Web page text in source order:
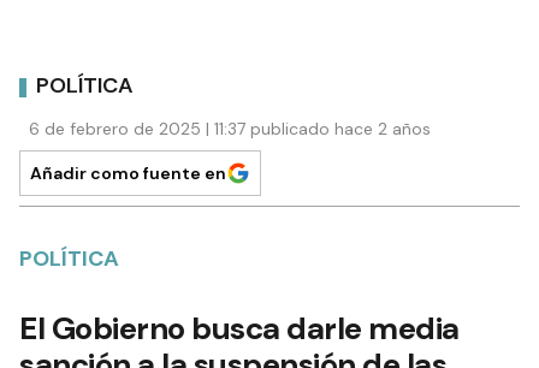
POLÍTICA
6 de febrero de 2025 | 11:37 publicado hace 2 años
Añadir como fuente en
POLÍTICA
El Gobierno busca darle media